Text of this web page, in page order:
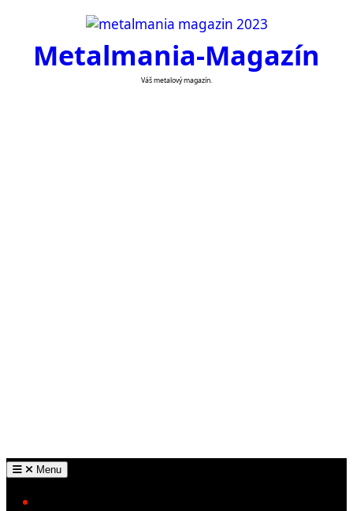
contentMetalmania-Magazín
Váš metalový magazín.
Menu